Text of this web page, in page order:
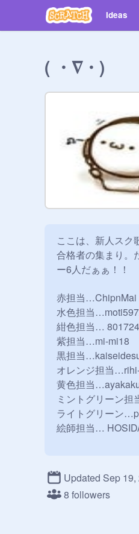
Ideas
( ・∇・)
ここは、新人スク
合格者の集まり。
ー6人だぁぁ！！
赤担当…ChipnMai
水色担当
紺色担当…
紫担当…mi-mi18
黒担当
オレンジ担当
黄色担当
ミントグリーン
ライトグリーン
絵師担当…
何人になるかなぁ
関係ない作品いれ
Updated Sep 19,
8 followers